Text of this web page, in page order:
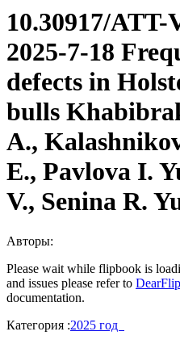
10.30917/ATT-
2025-7-18
defects in
bulls
A.,
E., Pavlova I.
V., Senina R.
Авторы:
Please wait while flipbook is
and issues please refer to
documentation.
Категория :2025 год